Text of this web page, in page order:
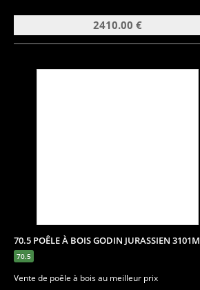
2410.00 €
70.5 POÊLE À BOIS GODIN JURASSIEN 3101M
70.5
Vente de poêle à bois au meilleur prix